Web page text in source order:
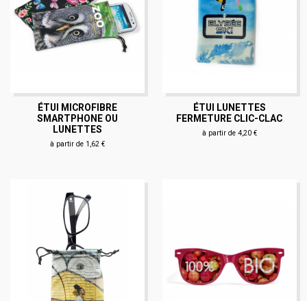
ÉTUI MICROFIBRE
SMARTPHONE OU
LUNETTES
à partir de 1,62 €
ÉTUI LUNETTES
FERMETURE CLIC-CLAC
à partir de 4,20 €